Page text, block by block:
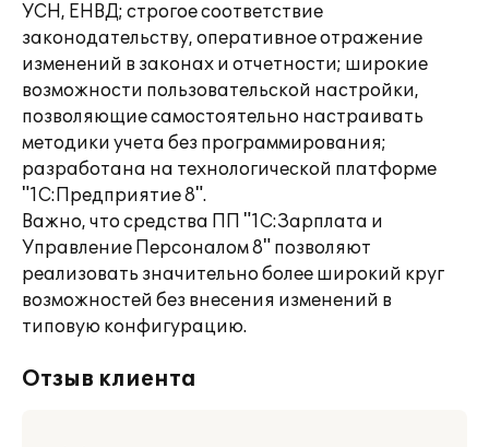
УСН, ЕНВД; строгое соответствие
законодательству, оперативное отражение
изменений в законах и отчетности; широкие
возможности пользовательской настройки,
позволяющие самостоятельно настраивать
методики учета без программирования;
разработана на технологической платформе
"1С:Предприятие 8".
Важно, что средства ПП "1С:Зарплата и
Управление Персоналом 8" позволяют
реализовать значительно более широкий круг
возможностей без внесения изменений в
типовую конфигурацию.
Отзыв клиента